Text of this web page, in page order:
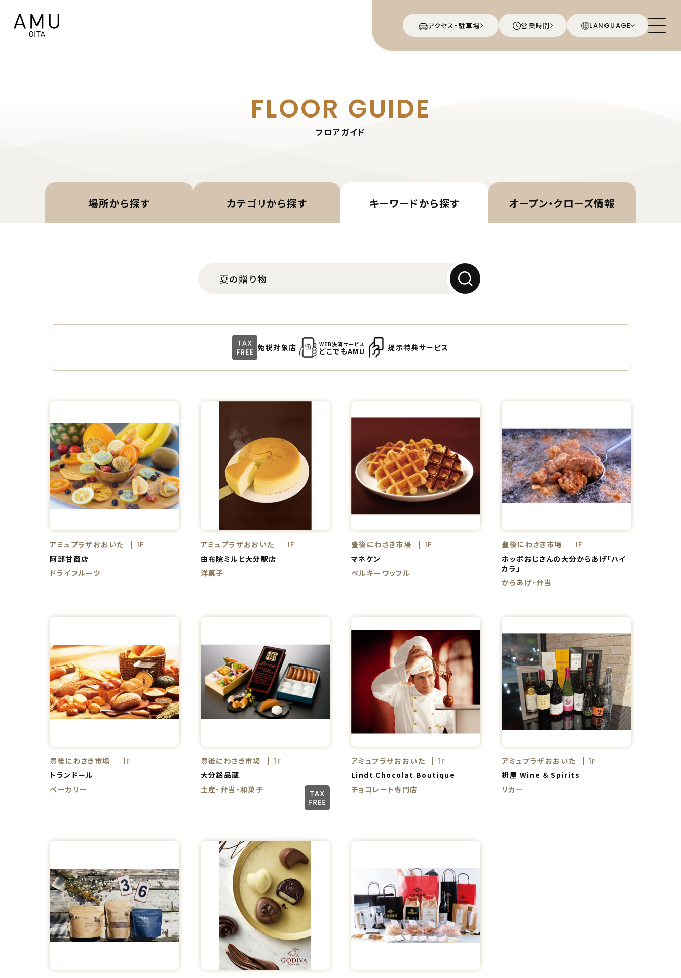
アクセス・駐車場 営業時間 LANGUAGE
FLOOR GUIDE
フロアガイド
場所から探す カテゴリから探す キーワードから探す オープン・クローズ情報
免税対象店 WEB決済サービス
どこでもAMU 提示特典サービス
アミュプラザおおいた
1F
阿部甘商店
ドライフルーツ
アミュプラザおおいた
1F
由布院ミルヒ大分駅店
洋菓子
豊後にわさき市場
1F
マネケン
ベルギーワッフル
豊後にわさき市場
1F
ポッポおじさんの大分からあげ「ハイ
カラ」
からあげ・弁当
豊後にわさき市場
1F
トランドール
ベーカリー
豊後にわさき市場
1F
大分銘品蔵
土産・弁当・和菓子
アミュプラザおおいた
1F
Lindt Chocolat Boutique
チョコレート専門店
アミュプラザおおいた
1F
枡屋 Wine ＆ Spirits
リカ―